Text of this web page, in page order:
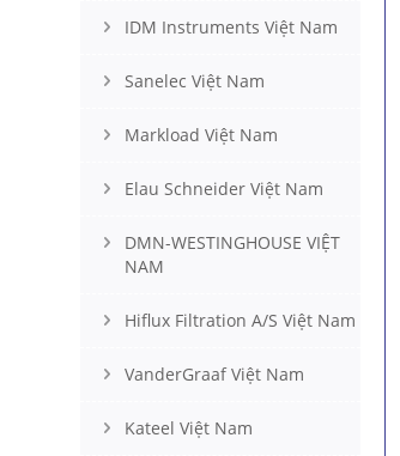
IDM Instruments Việt Nam
Sanelec Việt Nam
Markload Việt Nam
Elau Schneider Việt Nam
DMN-WESTINGHOUSE VIỆT
NAM
Hiflux Filtration A/S Việt Nam
VanderGraaf Việt Nam
Kateel Việt Nam